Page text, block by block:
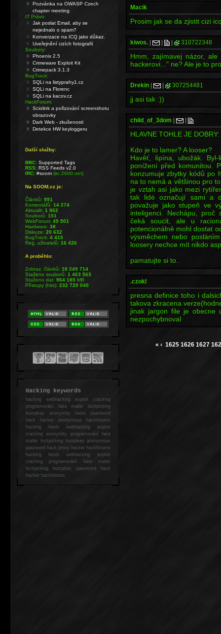
Macik
Prosim jak se da zjistit cizi
kiwos. 310722348
Hmm, zajímavej názor,
hackerovi..." ne? Ale je to
Drekin 307254481
jj asi tak :))
child_of_3dom
HLAVNE TOHLE JE DOBRY:
Kdo je to lamer? A looser?
Havěť, špína, ubožák.
ponížení před komunitou.
konzumuje zbytky kódů po
na to nemá a většinou pro
je vztah asi jako mezi
tak lidé označují sami a
považuje jako stupeň ve
inteligenci. Nechápu,
čeká soucit, ale u
potencionálně mohl dostat
výsměchem nebo
loosery nechce mít nikdo
pamatujte si to..
.czokl
presna definice toho i
takova zkracena
jinak jargon file je obecne
nezpochybnoval
« ‹ 1625 1626 1627
Pozvánka na OWASP Czech
chapter meeting
IT Právo:
Jak poslat Email, aby se
nejednalo o spam?
Konverzace na ICQ jako důkaz.
Uveřejnění cizích fotografií
Soubory:
Phoenix 2.5
Crimeware Exploit Kit
Crimepack 3.1.3
BugTrack:
SQLi na listyprahy1.cz
SQLi na Florenc
SQLi na kacov.cz
HackForum:
Sciolink a pořizování screenshotu
obrazovky
Dark Web - zkušenosti
Detekce HW keyloggeru
Další služby:
BBC: Supported Tags
RSS: RSS Feeds v2.0
IRC: #soom(irc.2600.net)
Na SOOM.cz je:
Článků:991
Komentářů:14 274
Aktualit:1 862
Souborů:151
WebForum:49 501
Hardware:38
Diskuze:20 632
BugTrack:4 415
Reg. uživatelů:16 426
A proběhlo:
Zobraz. článků:18 249 714
Staženo souborů:1 463 563
Staženo dat:964 185MB
Přístupy (hits):232 720 040
Hacking keywords
hackingwebhacking exploit cracking
programování fake mailer lockpicking
bumpkey anonymity heslo password
hackhacker anonymous hackforums
hackingheslo webhacking exploit
cracking anonymity programování fake
mailer lockpicking bumpkey anonymous
password hack proxy hacker hackforums
hacking heslo webhacking exploit
cracking programování fake mailer
lockpicking bumpkey password hack
hackerhackforums